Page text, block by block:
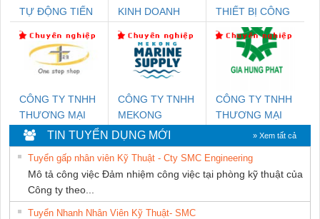
TỰ ĐỘNG TIẾN
KINH DOANH
PHƯƠNG NAM
THIẾT BỊ CÔNG
NGHIỆP NIHON
SETSUBI VIỆT
CÔNG TY TNHH
THƯƠNG MẠI
THIÊN ÂN VIỆT
NAM
CÔNG TY TNHH
MEKONG
MARINE
SUPPLY
CÔNG TY TNHH
THƯƠNG MẠI
DỊCH VỤ KỸ
THUẬT ĐIỆN CƠ
GIA HƯNG
PHÁT
TIN TUYỂN DỤNG MỚI » Xem tất cả
Tuyển gấp nhân viên Kỹ Thuật - Cty SMC Engineering
Mô tả công việc Đảm nhiệm công việc tại phòng kỹ thuật của
Công ty theo...
Tuyển Nhanh Nhân Viên Kỹ Thuật- SMC